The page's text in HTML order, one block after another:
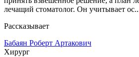
лечащий стоматолог. Он учитывает
Рассказывает
Бабаян Роберт Артакович
Хирург